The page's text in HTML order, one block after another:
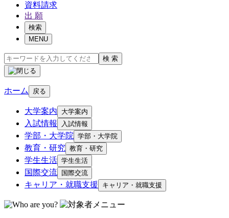
資料請求
出 願
検索
MENU
検 索
ホーム 戻る
大学案内 大学案内
入試情報 入試情報
学部・大学院 学部・大学院
教育・研究 教育・研究
学生生活 学生生活
国際交流 国際交流
キャリア・就職支援 キャリア・就職支援